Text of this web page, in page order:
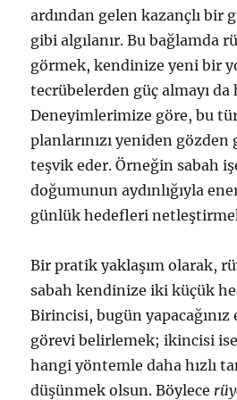
ardından gelen kazançlı bir
gibi algılanır. Bu bağlamda
görmek, kendinize yeni bir
tecrübelerden güç almayı da
Deneyimlerimize göre, bu
planlarınızı yeniden
teşvik eder. Örneğin sabah
doğumunun aydınlığıyla
günlük hedefleri
Bir pratik yaklaşım olarak,
sabah kendinize iki küçük
Birincisi, bugün
görevi belirlemek; ikincisi
hangi yöntemle daha hızlı
düşünmek olsun. Böylece